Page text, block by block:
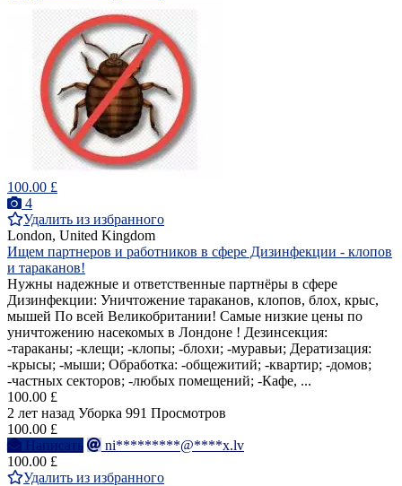
100.00 £
4
Удалить из избранного
London, United Kingdom
Ищем партнеров и работников в сфере Дизинфекции - клопов
и тараканов!
Нужны надежные и ответственные партнёры в сфере
Дизинфекции: Уничтожение тараканов, клопов, блох, крыс,
мышей По всей Великобритании! Самые низкие цены по
уничтожению насекомых в Лондоне ! Дезинсекция:
-тараканы; -клещи; -клопы; -блохи; -муравьи; Дератизация:
-крысы; -мыши; Обработка: -общежитий; -квартир; -домов;
-частных секторов; -любых помещений; -Кафе, ...
100.00 £
2 лет назад Уборка 991 Просмотров
100.00 £
Написать
ni*********@****x.lv
100.00 £
Удалить из избранного